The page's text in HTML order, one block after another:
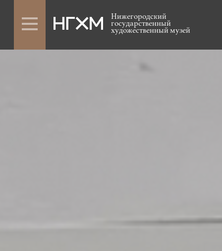
Нижегородский
государственный
художественный музей